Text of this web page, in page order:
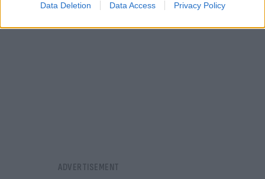
Data Deletion Data Access Privacy Policy